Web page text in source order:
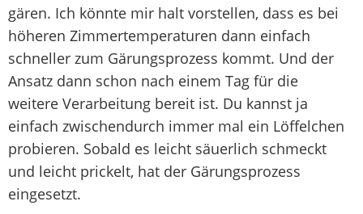
gären. Ich könnte mir halt vorstellen, dass es bei
höheren Zimmertemperaturen dann einfach
schneller zum Gärungsprozess kommt. Und der
Ansatz dann schon nach einem Tag für die
weitere Verarbeitung bereit ist. Du kannst ja
einfach zwischendurch immer mal ein Löffelchen
probieren. Sobald es leicht säuerlich schmeckt
und leicht prickelt, hat der Gärungsprozess
eingesetzt.